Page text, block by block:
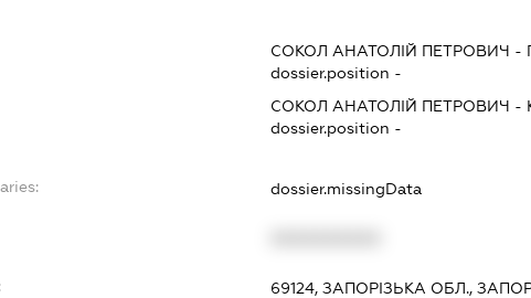
СОКОЛ АНАТОЛІЙ ПЕТРОВИЧ -
dossier.position -
СОКОЛ АНАТОЛІЙ ПЕТРОВИЧ -
dossier.position -
dossier.missingData
69124, ЗАПОРІЗЬКА ОБЛ.,